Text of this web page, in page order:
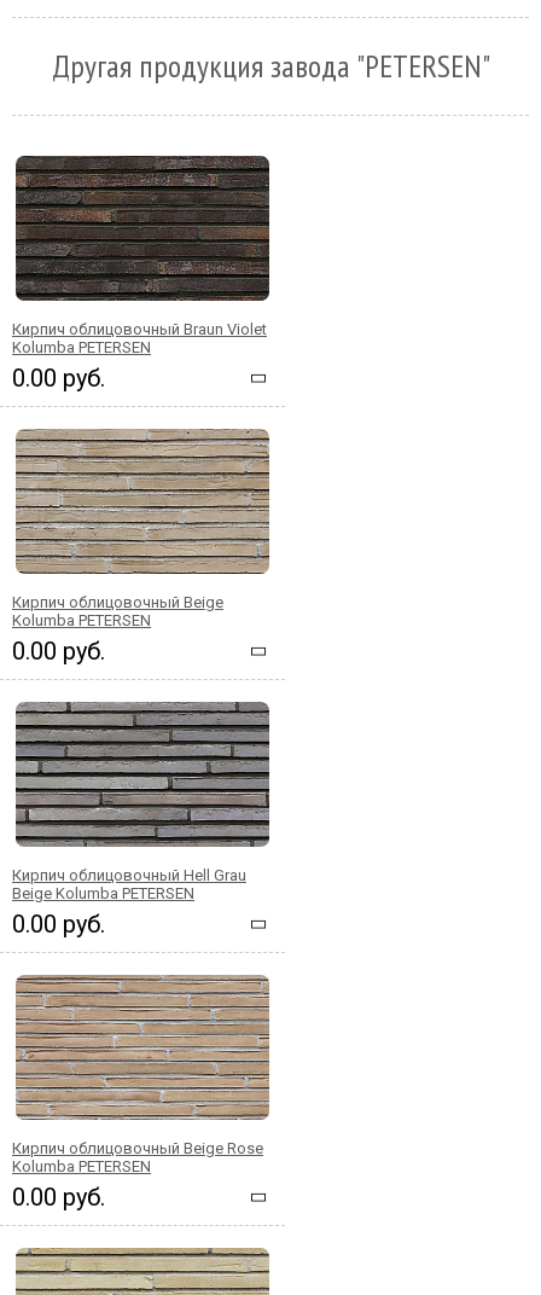
Другая продукция завода "PETERSEN"
Кирпич облицовочный Braun Violet
Kolumba PETERSEN
0.00 руб.
Кирпич облицовочный Beige
Kolumba PETERSEN
0.00 руб.
Кирпич облицовочный Hell Grau
Beige Kolumba PETERSEN
0.00 руб.
Кирпич облицовочный Beige Rose
Kolumba PETERSEN
0.00 руб.